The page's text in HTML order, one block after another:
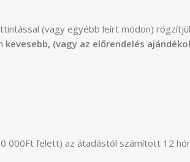
(vagy egyébb leírt módon)
kevesebb, (vagy az előrendelés
000Ft felett) az átadástól számított 12